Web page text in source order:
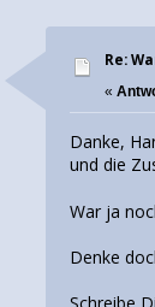
Re:
«
Danke,
und die
War ja
Denke